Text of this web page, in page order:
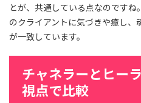
とが、共通している点なのです
のクライアントに気づきや癒し
が一致しています。
チャネラーとヒー
視点で比較